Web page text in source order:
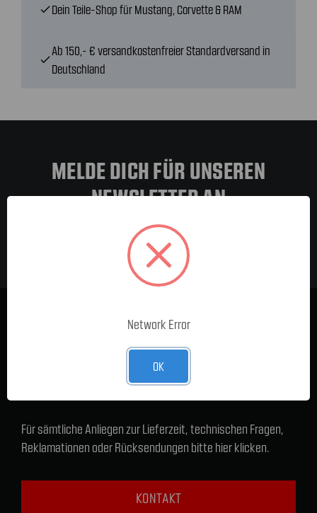
checkDein Teile-Shop für Mustang, Corvette & RAM
check
Ab 150,- € versandkostenfreier Standardversand in
Deutschland
MELDE DICH FÜR UNSEREN
NEWSLETTER AN
Für sämtliche Anliegen zur Lieferzeit, technischen Fragen,
Reklamationen oder Rücksendungen bitte hier klicken.
KONTAKT
Network Error
OK